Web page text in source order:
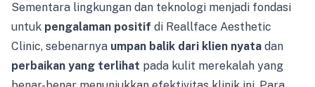
Sementara lingkungan dan teknologi menjadi fondasi
untuk pengalaman positif di Reallface Aesthetic
Clinic, sebenarnya umpan balik dari klien nyata dan
perbaikan yang terlihat pada kulit merekalah yang